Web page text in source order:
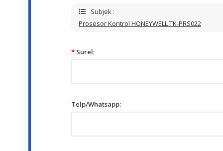
Subjek :
Prosesor Kontrol HONEYWELL TK-PRS022
* Surel:
Telp/Whatsapp: